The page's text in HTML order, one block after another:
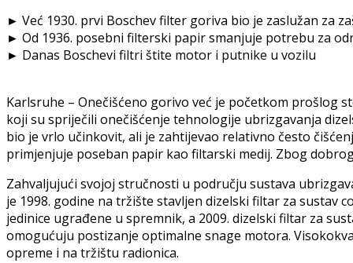
► Već 1930. prvi Boschev filter goriva bio je zaslužan za
► Od 1936. posebni filterski papir smanjuje potrebu za
► Danas Boschevi filtri štite motor i putnike u vozilu
Karlsruhe – Onečišćeno gorivo već je početkom prošlog
koji su spriječili onečišćenje tehnologije ubrizgavanja
bio je vrlo učinkovit, ali je zahtijevao relativno često
primjenjuje poseban papir kao filtarski medij. Zbog
Zahvaljujući svojoj stručnosti u području sustava
je 1998. godine na tržište stavljen dizelski filtar za sustav
jedinice ugrađene u spremnik, a 2009. dizelski filtar za
omogućuju postizanje optimalne snage motora.
opreme i na tržištu radionica.